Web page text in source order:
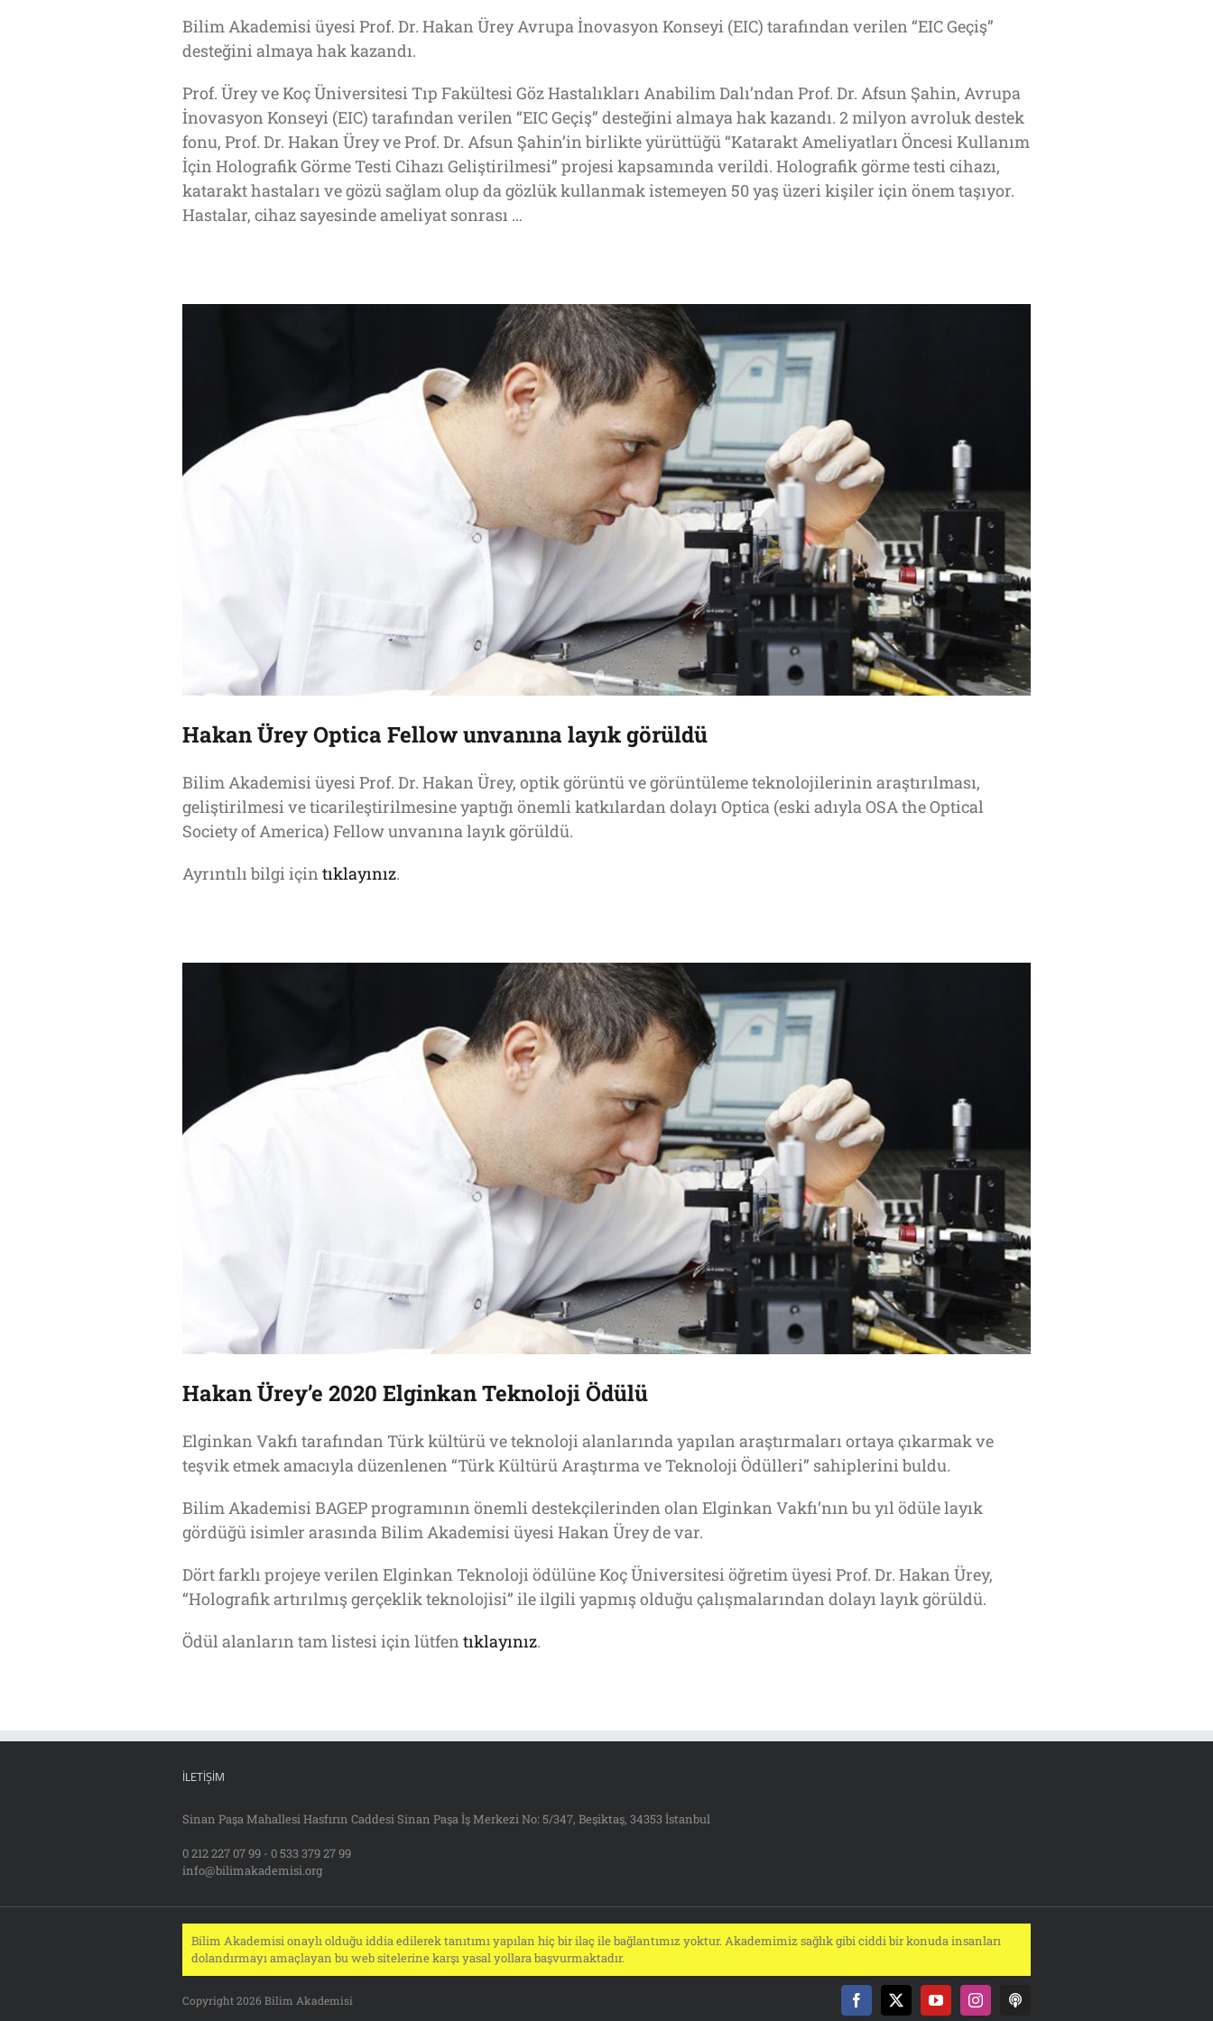
Bilim Akademisi üyesi Prof. Dr. Hakan Ürey Avrupa İnovasyon Konseyi (EIC) tarafından verilen “EIC Geçiş”
desteğini almaya hak kazandı.
Prof. Ürey ve Koç Üniversitesi Tıp Fakültesi Göz Hastalıkları Anabilim Dalı’ndan Prof. Dr. Afsun Şahin, Avrupa
İnovasyon Konseyi (EIC) tarafından verilen “EIC Geçiş” desteğini almaya hak kazandı. 2 milyon avroluk destek
fonu, Prof. Dr. Hakan Ürey ve Prof. Dr. Afsun Şahin’in birlikte yürüttüğü “Katarakt Ameliyatları Öncesi Kullanım
İçin Holografik Görme Testi Cihazı Geliştirilmesi” projesi kapsamında verildi. Holografik görme testi cihazı,
katarakt hastaları ve gözü sağlam olup da gözlük kullanmak istemeyen 50 yaş üzeri kişiler için önem taşıyor.
Hastalar, cihaz sayesinde ameliyat sonrası …
Hakan Ürey Optica Fellow unvanına layık görüldü
Bilim Akademisi üyesi Prof. Dr. Hakan Ürey, optik görüntü ve görüntüleme teknolojilerinin araştırılması,
geliştirilmesi ve ticarileştirilmesine yaptığı önemli katkılardan dolayı Optica (eski adıyla OSA the Optical
Society of America) Fellow unvanına layık görüldü.
Ayrıntılı bilgi içintıklayınız.
Hakan Ürey’e 2020 Elginkan Teknoloji Ödülü
Elginkan Vakfı tarafından Türk kültürü ve teknoloji alanlarında yapılan araştırmaları ortaya çıkarmak ve
teşvik etmek amacıyla düzenlenen “Türk Kültürü Araştırma ve Teknoloji Ödülleri” sahiplerini buldu.
Bilim Akademisi BAGEP programının önemli destekçilerinden olan Elginkan Vakfı’nın bu yıl ödüle layık
gördüğü isimler arasında Bilim Akademisi üyesi Hakan Ürey de var.
Dört farklı projeye verilen Elginkan Teknoloji ödülüne Koç Üniversitesi öğretim üyesi Prof. Dr. Hakan Ürey,
“Holografik artırılmış gerçeklik teknolojisi” ile ilgili yapmış olduğu çalışmalarından dolayı layık görüldü.
Ödül alanların tam listesi için lütfentıklayınız.
İLETIŞIM
Sinan Paşa Mahallesi Hasfırın Caddesi Sinan Paşa İş Merkezi No: 5/347, Beşiktaş, 34353 İstanbul
0 212 227 07 99 - 0 533 379 27 99
info@bilimakademisi.org
Bilim Akademisi onaylı olduğu iddia edilerek tanıtımı yapılan hiç bir ilaç ile bağlantımız yoktur. Akademimiz sağlık gibi ciddi bir konuda insanları
dolandırmayı amaçlayan bu web sitelerine karşı yasal yollara başvurmaktadır.
Copyright 2026 Bilim Akademisi Facebook
X YouTubeInstagramPodcast